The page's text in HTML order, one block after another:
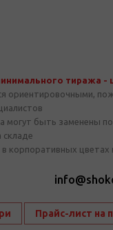
тиража -
ориентировочными,
могут быть заменены
складе
корпоративных цветах
Прайс-лист на